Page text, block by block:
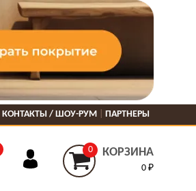
КОНТАКТЫ / ШОУ-РУМ ПАРТНЕРЫ
0 КОРЗИНА
0 ₽